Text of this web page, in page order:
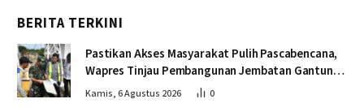
BERITA TERKINI
Pastikan Akses Masyarakat Pulih Pascabencana,
Wapres Tinjau Pembangunan Jembatan Gantung
Kendawi
Kamis, 6 Agustus 2026 0